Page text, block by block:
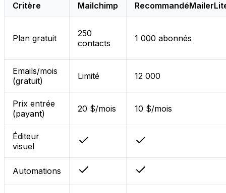
Critère Mailchimp Recommandé
Plan gratuit
250
contacts
1 000 abonnés
Emails/mois
(gratuit)
Limité 12 000
Prix entrée
(payant)
20 $/mois 10 $/mois
Éditeur
visuel
Automations